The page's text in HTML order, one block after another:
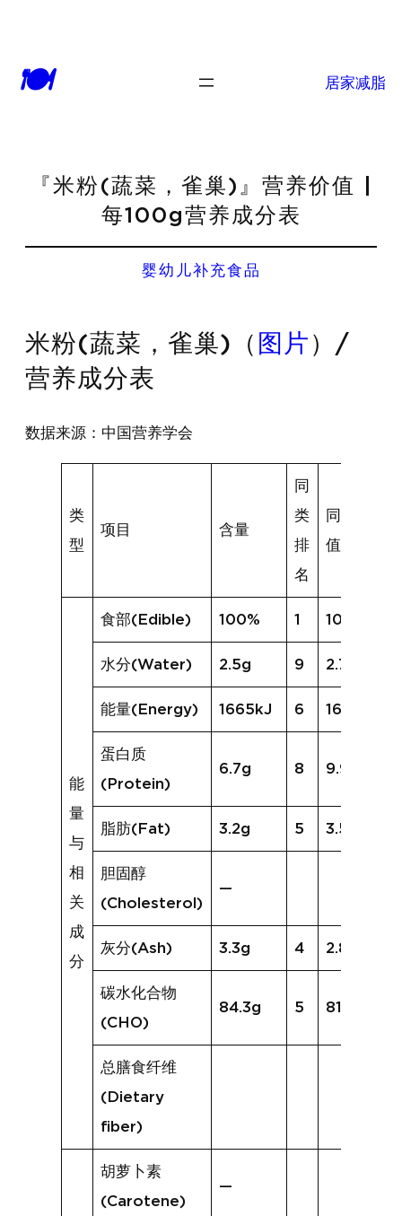
🍽 居家减脂
『米粉(蔬菜，雀巢)』营养价值 |
每100g营养成分表
婴幼儿补充食品
米粉(蔬菜，雀巢)（ 图片 ）/
营养成分表
数据来源：中国营养学会
类
型
项目 含量
同
类
排
名
同类均
值
能
量
与
相
关
成
分
食部(Edible) 100% 1 100%
水分(Water) 2.5g 9 2.7g
能量(Energy) 1665kJ 6 1676kJ
蛋白质
(Protein)
6.7g 8 9.9g
脂肪(Fat) 3.2g 5 3.5g
胆固醇
(Cholesterol)
—
灰分(Ash) 3.3g 4 2.8g
碳水化合物
(CHO)
84.3g 5 81.1g
总膳食纤维
(Dietary
fiber)
胡萝卜素
(Carotene)
—